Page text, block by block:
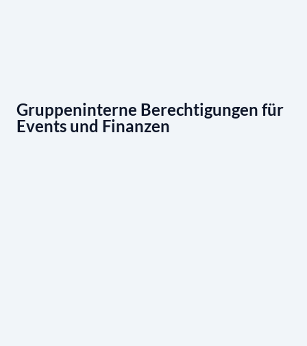
Gruppeninterne Berechtigungen für
Events und Finanzen